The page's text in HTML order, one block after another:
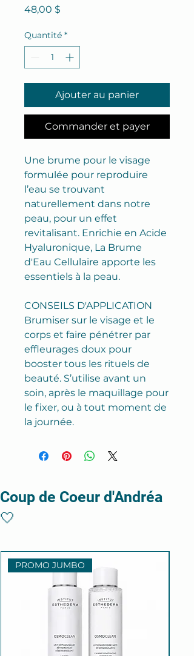
48,00 $
Quantité *
Ajouter au panier
Commander et payer
Une brume pour le visage
formulée pour reproduire
l’eau se trouvant
naturellement dans notre
peau, pour un effet
revitalisant. Enrichie en Acide
Hyaluronique, La Brume
d'Eau Cellulaire apporte les
essentiels à la peau.
CONSEILS D'APPLICATION
Brumiser sur le visage et le
corps et faire pénétrer par
effleurages doux pour
booster tous les rituels de
beauté. S’utilise avant un
soin, après le maquillage pour
le fixer, ou à tout moment de
la journée.
Coup de Coeur d'Andréa
🤍
PROMO JUMBO